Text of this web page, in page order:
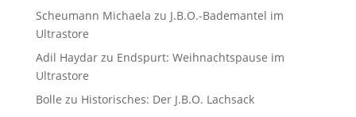
Scheumann Michaela zu J.B.O.-Bademantel im
Ultrastore
Adil Haydarzu Endspurt: Weihnachtspause im
Ultrastore
Bolle zu Historisches: Der J.B.O. Lachsack